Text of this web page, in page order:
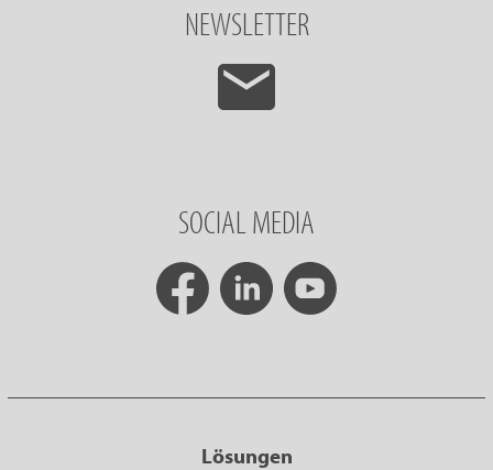
NEWSLETTER
SOCIAL MEDIA
Lösungen